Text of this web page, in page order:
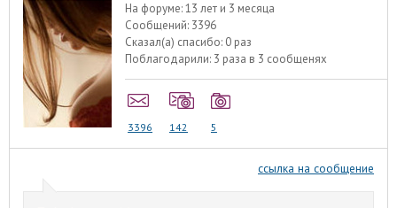
На форуме:13 лет и 3 месяца
Сообщений: 3396
Сказал(а) спасибо: 0 раз
Поблагодарили: 3 раза в 3 сообщенях
3396 142 5
ссылка на сообщение